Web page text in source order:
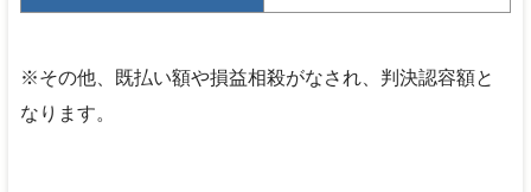
※その他、既払い額や損益相殺がなされ、判決認容額と
なります。